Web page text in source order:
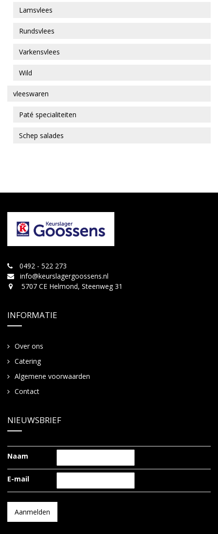
Lamsvlees
Rundsvlees
Varkensvlees
Wild
vleeswaren
Paté specialiteiten
Schep salades
0492 - 522 273
info@keurslagergoossens.nl
5707 CE Helmond, Steenweg 31
INFORMATIE
Over ons
Catering
Algemene voorwaarden
Contact
NIEUWSBRIEF
Naam
E-mail